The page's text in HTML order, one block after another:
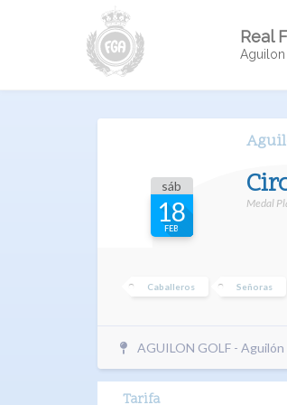
Real
sáb
18
FEB
Medal
Caballeros Señoras
AGUILON GOLF -
Tarifa